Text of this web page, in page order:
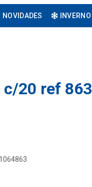
NOVIDADES INVERNO
20 ref 863